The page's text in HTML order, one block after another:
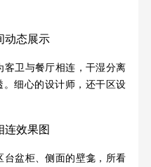
客卫与餐厅相连，干湿分离
细心的设计师，还干区设
台盆柜、侧面的壁龛，所看